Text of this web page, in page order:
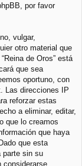
por favor
vulgar,
otro material que
de Oros” está
que sea
oportuno, con
Las direcciones IP
reforzar estas
a eliminar, editar,
que lo creamos
que haya
que esta
parte sin su
considerarse